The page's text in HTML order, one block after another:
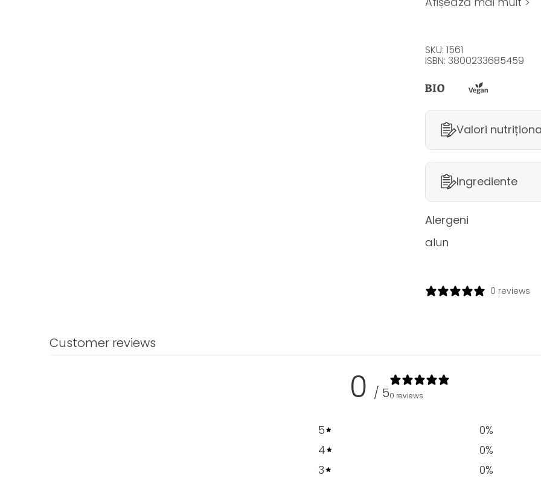
SKU: 1561
ISBN: 3800233685459
Valori
Ingrediente
Alergeni
alun
0 reviews
Customer reviews
0 / 50 reviews
5 0%
4
0%
3
0%